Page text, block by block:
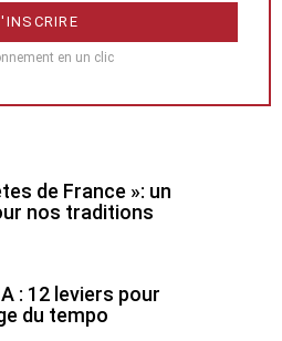
en un clic
de France »: un
nos traditions
: 12 leviers pour
du tempo